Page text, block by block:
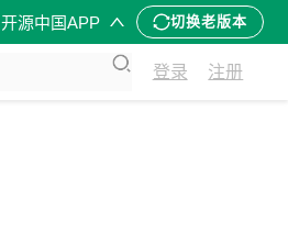
开源中国APP 切换老版本
登录 注册